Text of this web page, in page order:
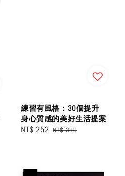
練習有風格：30個提升
身心質感的美好生活提案
Sale
NT$ 252 Regular
NT$ 360